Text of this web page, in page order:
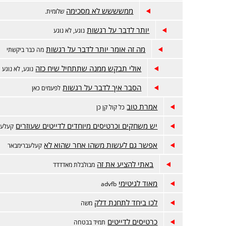
ממשששש לא מסכימה שלומית.
יותר לדבר על רגשות נוגע, לא נוגע
מה זה אומר יותר לדבר על רגשות מה כבר ביקשתי
אולי תבקש ממנה שתתחיל שיח כזה נוגע, לא נוגע
הסבר איך לדבר על רגשות לפעמים כאן
אמרת טוב כל קול קן כן
יש משחקים וכרטיסים מיוחדים לדייטים שעוזרים
אפשר גם לעשות משהו אחר שהוא לא קעלעברימבאר
באתי להציע את זה מבולבלת מאדדדד
מאוד לגיטימי advfb
לכו ביחד לתחנת דלק משה
כרטיסים לדייטים תמיד בבטחה